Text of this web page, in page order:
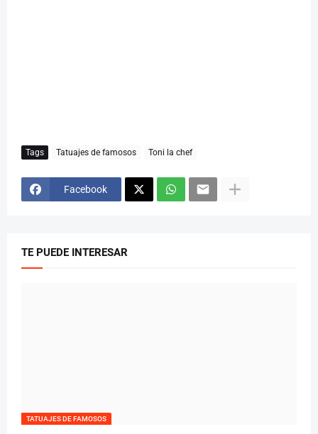
Tags Tatuajes de famosos Toni la chef
Facebook
TE PUEDE INTERESAR
TATUAJES DE FAMOSOS